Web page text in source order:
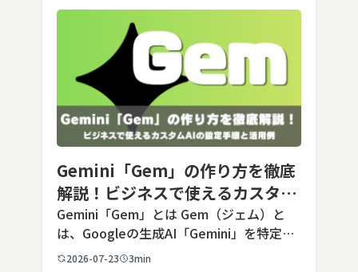
Gemini「Gem」の作り方を徹底
解説！ビジネスで使えるカスタム
AIの設定手順と活用例
Gemini「Gem」とは Gem（ジェム）と
は、Googleの生成AI「Gemini」を特定の
用途に合わせてカスタマイズできる機能で
2026-07-23 3min